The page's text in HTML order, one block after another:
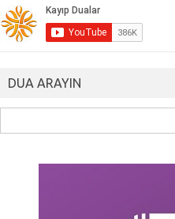
DUA ARAYIN